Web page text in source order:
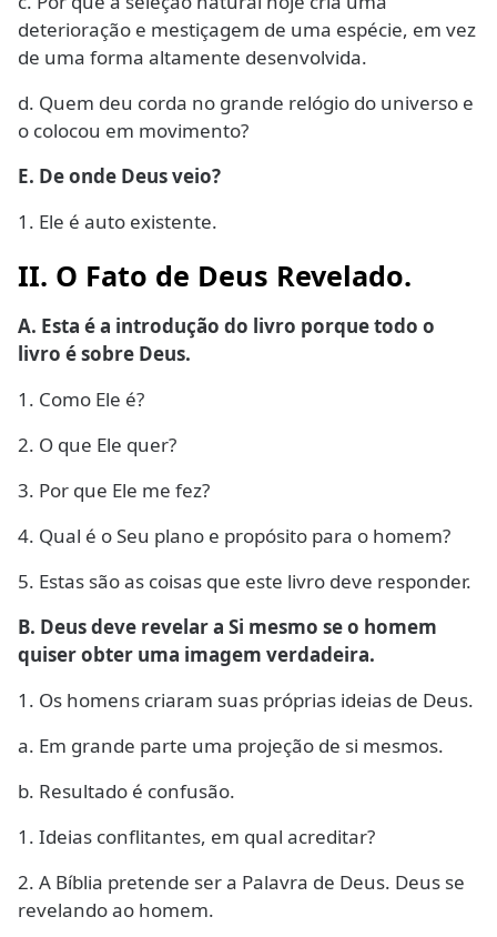
deterioração e mestiçagem de uma espécie, em vez
de uma forma altamente desenvolvida.
d. Quem deu corda no grande relógio do universo e
o colocou em movimento?
E. De onde Deus veio?
1. Ele é auto existente.
II. O Fato de Deus Revelado.
A. Esta é a introdução do livro porque todo o
livro é sobre Deus.
1. Como Ele é?
2. O que Ele quer?
3. Por que Ele me fez?
4. Qual é o Seu plano e propósito para o homem?
5. Estas são as coisas que este livro deve responder.
B. Deus deve revelar a Si mesmo se o homem
quiser obter uma imagem verdadeira.
1. Os homens criaram suas próprias ideias de Deus.
a. Em grande parte uma projeção de si mesmos.
b. Resultado é confusão.
1. Ideias conflitantes, em qual acreditar?
2. A Bíblia pretende ser a Palavra de Deus. Deus se
revelando ao homem.